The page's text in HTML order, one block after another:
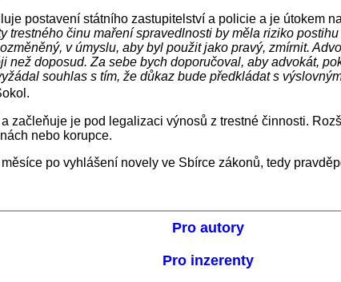
postavení státního zastupitelství a policie a je útokem
činu maření spravedlnosti by měla riziko
v úmyslu, aby byl použit jako pravý, zmírnit.
doposud. Za sebe bych doporučoval, aby advokát,
souhlas s tím, že důkaz bude předkládat s
začleňuje je pod legalizaci výnosů z trestné činnosti.
nebo korupce.
po vyhlášení novely ve Sbírce zákonů, tedy
Pro autory
Pro inzerenty